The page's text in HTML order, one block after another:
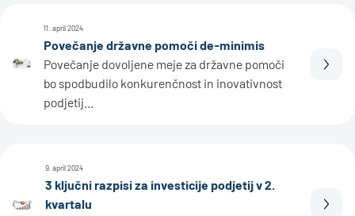
11. april 2024
Povečanje državne pomoči de-minimis
Povečanje dovoljene meje za državne pomoči
bo spodbudilo konkurenčnost in inovativnost
podjetij...
9. april 2024
3 ključni razpisi za investicije podjetij v 2.
kvartalu